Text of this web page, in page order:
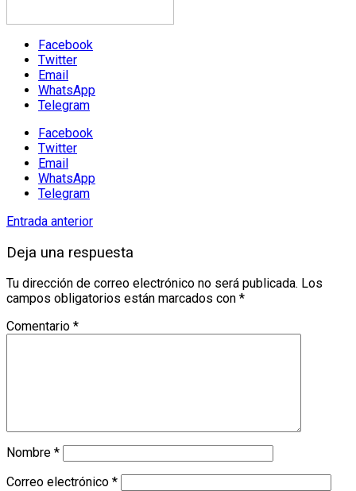
Facebook
Twitter
Email
WhatsApp
Telegram
Facebook
Twitter
Email
WhatsApp
Telegram
Entrada anterior
Deja una respuesta
Tu dirección de correo electrónico no será publicada. Los
campos obligatorios están marcados con *
Comentario *
Nombre *
Correo electrónico *